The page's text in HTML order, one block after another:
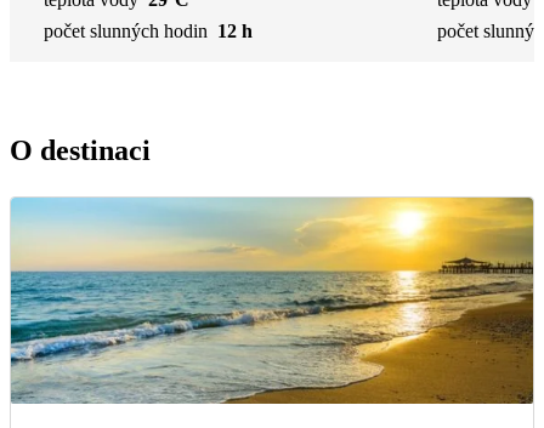
počet slunných hodin 12 h
počet
O destinaci